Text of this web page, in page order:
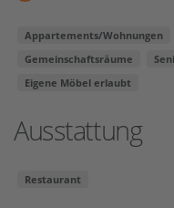
Appartements/Wohnungen
Gemeinschaftsräume
Eigene Möbel erlaubt
Ausstattung
Restaurant